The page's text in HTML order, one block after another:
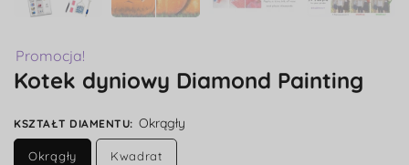
Promocja!
Kotek dyniowy Diamond Painting
KSZTAŁT DIAMENTU: Okrągły
Okrągły Kwadrat